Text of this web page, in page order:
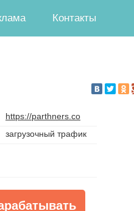
Контакты
https://parthners.co
загрузочный трафик